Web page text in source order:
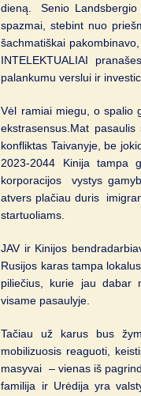
dieną. Senio Landsbergio
spazmai, stebint nuo
šachmatiškai
INTELEKTUALIAI
palankumu verslui ir
Vėl ramiai miegu, o spalio
ekstrasensus.Mat
konfliktas Taivanyje, be
2023-2044 Kinija tampa
korporacijos vystys
atvers plačiau duris
startuoliams.
JAV ir Kinijos
Rusijos karas tampa
piliečius, kurie jau dabar
visame pasaulyje.
Tačiau už karus bus
mobilizuosis reaguoti,
masyvai – vienas iš
familija ir Urėdija yra